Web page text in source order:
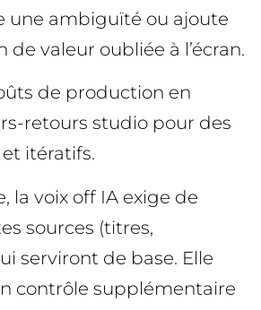
une ambiguïté ou ajoute
de valeur oubliée à l’écran.
de production en
retours studio pour des
itératifs.
la voix off IA exige de
sources (titres,
serviront de base. Elle
contrôle supplémentaire